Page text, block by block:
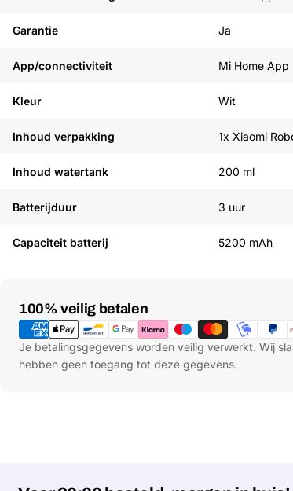
Garantie Ja
App/connectiviteit Mi Home App
Kleur Wit
Inhoud verpakking 1x Xiaomi
Inhoud watertank 200 ml
Batterijduur 3 uur
Capaciteit batterij 5200 mAh
100% veilig betalen
Betaalmethoden
Je betalingsgegevens worden veilig verwerkt. Wij
hebben geen toegang tot deze gegevens.